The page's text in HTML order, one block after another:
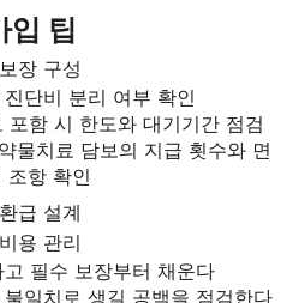
입 팁
보장 구성
진단비 분리 여부 확인
함 시 한도와 대기기간 점검
물치료 담보의 지급 횟수와 면
조항 확인
환급 설계
비용 관리
필수 보장부터 채운다
일치로 생길 공백을 점검한다